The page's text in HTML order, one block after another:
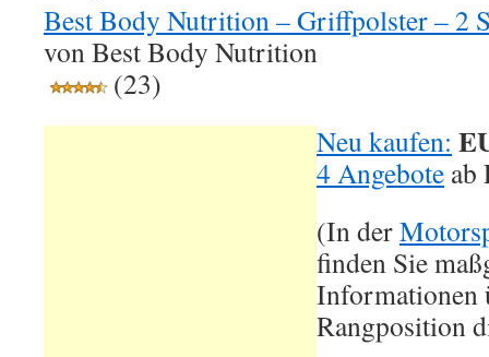
Best Body Nutrition – Griffpolster – 2
von Best Body Nutrition
(23)
Neu kaufen:
4 Angebote ab
(In der
finden Sie
Informationen
Rangposition